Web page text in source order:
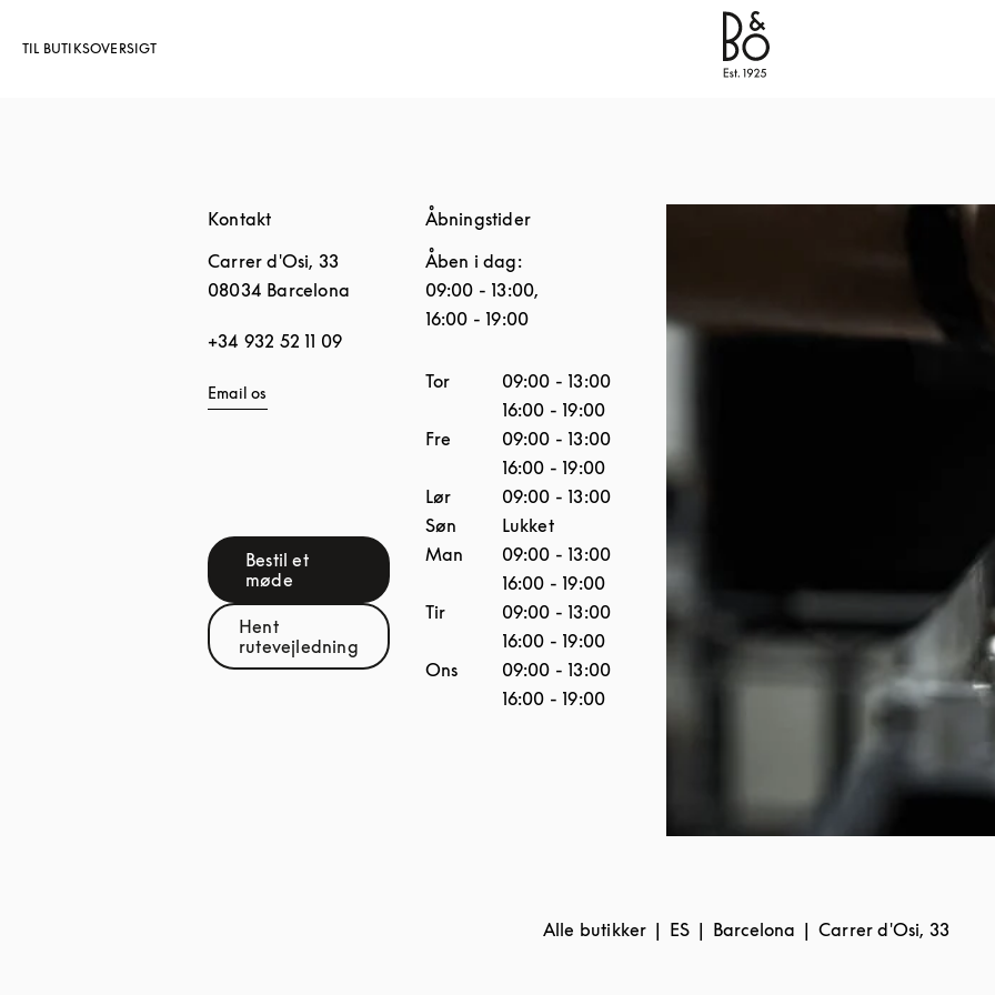
TIL BUTIKSOVERSIGT
Bang & Olufsen - Exist to Create
Kontakt
Carrer d'Osi, 33
08034 Barcelona
+34 932 52 11 09
Email os
Bestil et
møde
Link Opens in New Tab
Hent
rutevejledningLink Opens in New Tab
Åbningstider
Åben i dag:
09:00 - 13:00,
16:00 - 19:00
Ugedag Åbningstider
Tor 09:00 - 13:00
16:00 - 19:00
Fre
09:00 - 13:00
16:00 - 19:00
Lør
09:00 - 13:00
Søn
Lukket
Man
09:00 - 13:00
16:00 - 19:00
Tir
09:00 - 13:00
16:00 - 19:00
Ons
09:00 - 13:00
16:00 - 19:00
Alle butikker ES Barcelona Carrer d'Osi, 33